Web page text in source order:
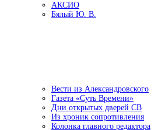
АКСИО
Бялый Ю. В.
Вести из Александровского
Газета «Суть Времени»
Дни открытых дверей СВ
Из хроник сопротивления
Колонка главного редактора